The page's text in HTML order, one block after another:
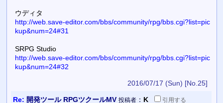
ウディタ
http://web.save-editor.com/bbs/community/rpg/bbs.cgi?list=pic
kup&num=24#31
SRPG Studio
http://web.save-editor.com/bbs/community/rpg/bbs.cgi?list=pic
kup&num=24#32
2016/07/17 (Sun) [No.25]
Re: 開発ツール RPGツクールMV 投稿者： K 引用する